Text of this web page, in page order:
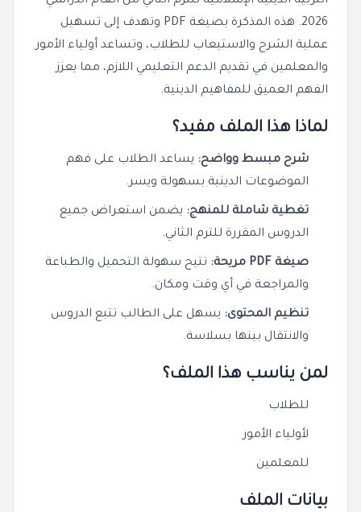
2026. هذه المذكرة بصيغة PDF وتهدف إلى تسهيل
عملية الشرح والاستيعاب للطلاب، وتساعد أولياء الأمور
والمعلمين في تقديم الدعم التعليمي اللازم، مما يعزز
الفهم العميق للمفاهيم الدينية.
لماذا هذا الملف مفيد؟
شرح مبسط وواضح: يساعد الطلاب على فهم
الموضوعات الدينية بسهولة ويسر.
تغطية شاملة للمنهج: يضمن استعراض جميع
الدروس المقررة للترم الثاني.
صيغة PDF مريحة:
تتيح سهولة التحميل والطباعة
والمراجعة في أي وقت ومكان.
تنظيم المحتوى: يسهل على الطالب تتبع الدروس
والانتقال بينها بسلاسة.
لمن يناسب هذا الملف؟
للطلاب
لأولياء الأمور
للمعلمين
بيانات الملف